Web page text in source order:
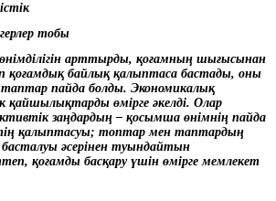
тобы
арттырды, қоғамның шығысынан
қоғамдық байлық қалыптаса бастады, оны
пайда болды. Экономикалық
қайшылықтарды өмірге әкелді. Олар
заңдардың – қосымша өнімнің пайда
қалыптасуы; топтар мен таптардың
басталуы әсерінен туындайтын
қоғамды басқару үшін өмірге мемлекет